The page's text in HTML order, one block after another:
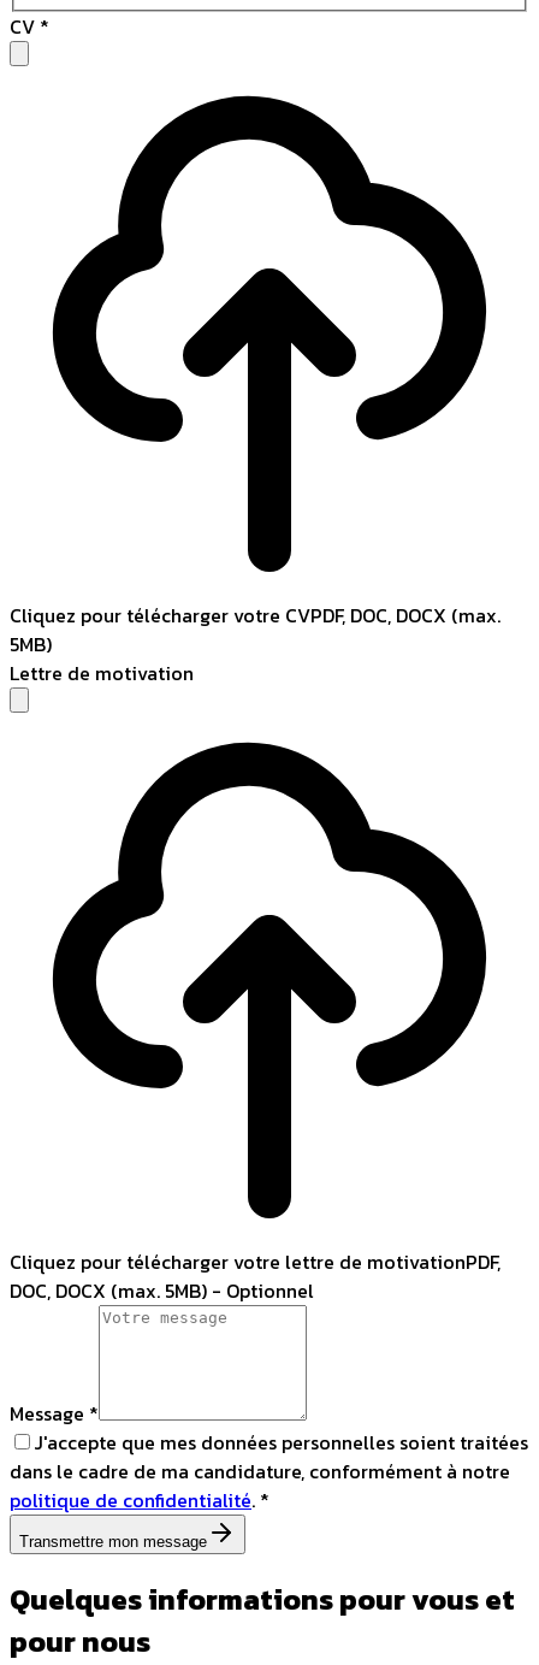
CV *
Cliquez pour télécharger votre CVPDF, DOC, DOCX (max.
5MB)
Lettre de motivation
Cliquez pour télécharger votre lettre de motivationPDF,
DOC, DOCX (max. 5MB) - Optionnel
Message *
J'accepte que mes données personnelles soient traitées
dans le cadre de ma candidature, conformément à notre
politique de confidentialité. *
Transmettre mon message
Quelques informations pour vous et
pour nous